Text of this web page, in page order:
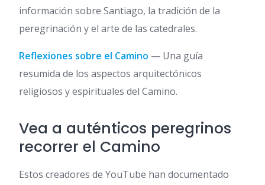
información sobre Santiago, la tradición de la
peregrinación y el arte de las catedrales.
Reflexiones sobre el Camino — Una guía
resumida de los aspectos arquitectónicos
religiosos y espirituales del Camino.
Vea a auténticos peregrinos
recorrer el Camino
Estos creadores de YouTube han documentado